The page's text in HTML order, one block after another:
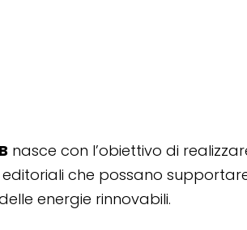
nasce con l’obiettivo di
che possano
energie rinnovabili.